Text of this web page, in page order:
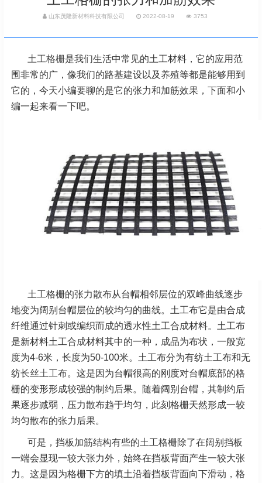
山东茂隆新材料科技有限公司 2022-08-19 3753
土工格栅是我们生活中常见的土工材料，它的应用范
围非常的广，像我们的路基建设以及养殖等都是能够用到
它的，今天小编要聊的是它的张力和加筋效果，下面和小
编一起来看一下吧。
土工格栅的张力散布从台帽相邻层位的双峰曲线逐步
地变为阔别台帽层位的较均匀的曲线。土工布它是由合成
纤维通过针刺或编织而成的透水性土工合成材料。土工布
是新材料土工合成材料其中的一种，成品为布状，一般宽
度为4-6米，长度为50-100米。土工布分为有纺土工布和无
纺长丝土工布。这是因为台帽很高的刚度对台帽底部的格
栅的变形形成较强的制约后果。随着阔别台帽，其制约后
果逐步减弱，压力散布趋于均匀，此刻格栅天然形成一较
均匀散布的张力后果。
可是，挡板加筋结构有些的土工格栅除了在阔别挡板
一端会显现一较大张力外，始终在挡板背面产生一较大张
力。这是因为格栅下方的填土沿着挡板背面向下滑动，格